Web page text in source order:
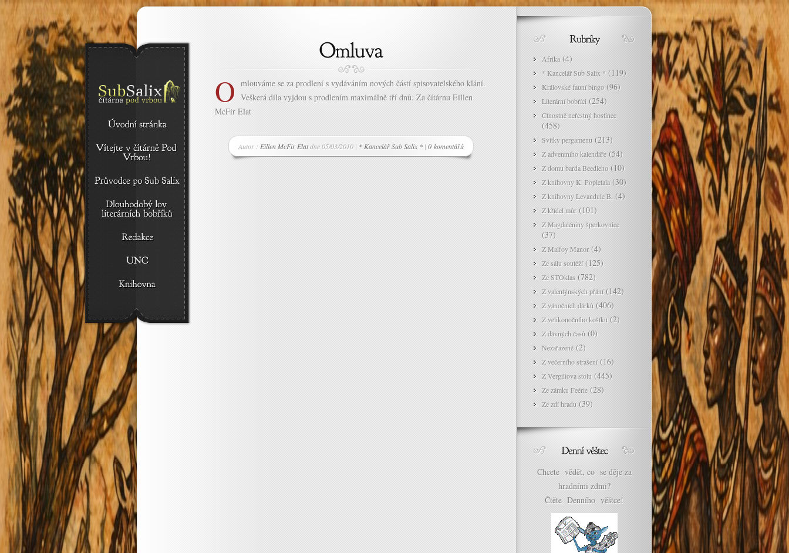
O mlouváme se za prodlení s vydáváním nových částí spisovatelského klání.
Veškerá díla vyjdou s prodlením maximálně tří dnů. Za čítárnu Eillen
McFir Elat
Autor : Eillen McFir Elatdne 05/03/2010 | * Kancelář Sub Salix * | 0 komentářů
Afrika (4)
* Kancelář Sub Salix * (119)
Královské fauní bingo(96)
Literární bobříci (254)
Ctnostně neřestný hostinec
(458)
Svitky pergamenu (213)
Z adventního kalendáře(54)
Z domu barda Beedleho(10)
Z knihovny K. Popletala(30)
Z knihovny Levandule B. (4)
Z křídel můr (101)
Z Magdaléniny šperkovnice
(37)
Z Malfoy Manor (4)
Ze sálu soutěží(125)
Ze STOklas (782)
Z valentýnských přání(142)
Z vánočních dárků (406)
Z velikonočního košíku (2)
Z dávných časů (0)
Nezařazené (2)
Z večerního strašení(16)
Z Vergiliova stolu (445)
Ze zámku Feérie (28)
Ze zdí hradu (39)
Chcete vědět, co se děje za
hradními zdmi?
Čtěte Denního věštce!